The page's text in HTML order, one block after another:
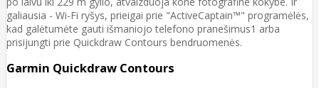
galiausia - Wi-Fi ryšys, prieigai prie "ActiveCaptain™" programėlės,
kad galėtumėte gauti išmaniojo telefono pranešimus1 arba
prisijungti prie Quickdraw Contours bendruomenės.
Garmin Quickdraw Contours